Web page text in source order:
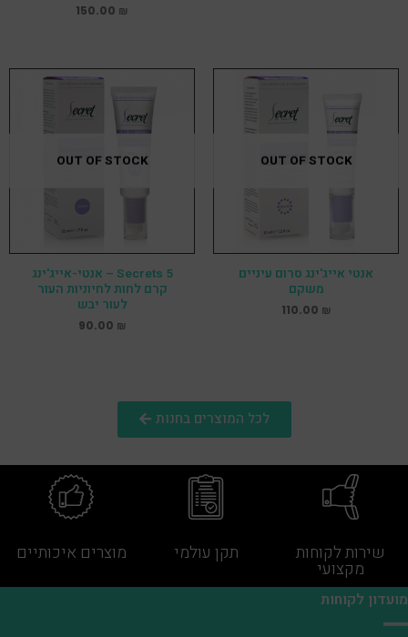
₪
150.00
OUT OF STOCK
אנטי אייג'ינג סרום עיניים
משקם
₪
110.00
OUT OF STOCK
5 Secrets – אנטי-אייג'ינג
קרם לחות לחיוניות העור
לעור יבש
₪
90.00
לכל המוצרים בחנות
שירות לקוחות
מקצועי
תקן עולמי מוצרים איכותיים
לקוחות